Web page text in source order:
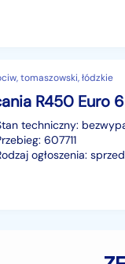
tomaszowski, łódzkie
techniczny:
607711
ogłoszenia: